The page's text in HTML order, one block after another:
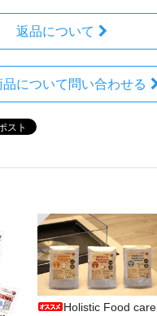
返品について
品について問い合わせる
Holistic Food care